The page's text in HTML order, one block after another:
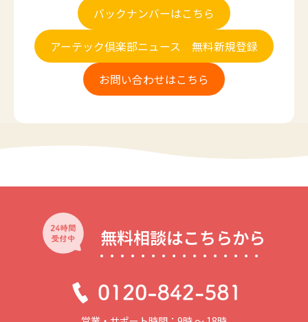
バックナンバーはこちら
アーテック倶楽部ニュース 無料新規登録
お問い合わせはこちら
無料相談はこちらから